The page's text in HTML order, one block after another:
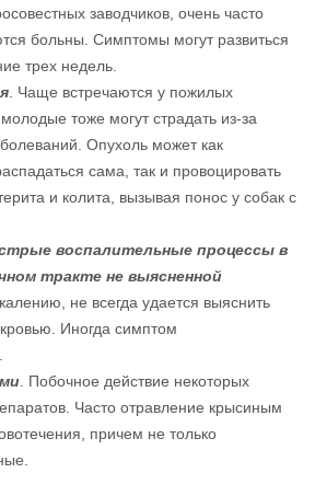
заводчиков, очень часто
больны. Симптомы могут развиться
трех недель.
. Чаще встречаются у пожилых
тоже могут страдать из-за
Опухоль может как
сама, так и провоцировать
и колита, вызывая понос у собак с
воспалительные процессы в
тракте не выясненной
не всегда удается выяснить
Иногда симптом
. Побочное действие некоторых
Часто отравление крысиным
причем не только